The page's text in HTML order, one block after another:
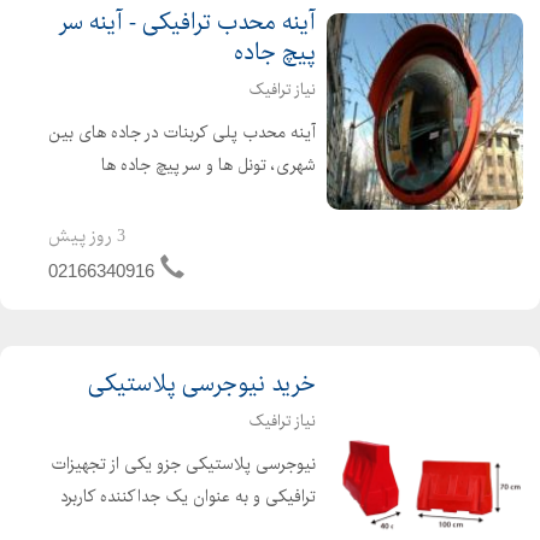
آینه محدب ترافیکی - آینه سر
پیچ جاده
نیاز ترافیک
آینه محدب پلی کربنات در جاده های بین
شهری، تونل ها و سر پیچ جاده ها
که افراد دید کافی ندارند برای بزرگنمایی
تصویر از آینه محدب پلی کربنات استفاده
3 روز پیش
02166340916
خرید نیوجرسی پلاستیکی
نیاز ترافیک
نیوجرسی پلاستیکی جزو یکی از تجهیزات
ترافیکی و به عنوان یک جداکننده کاربرد